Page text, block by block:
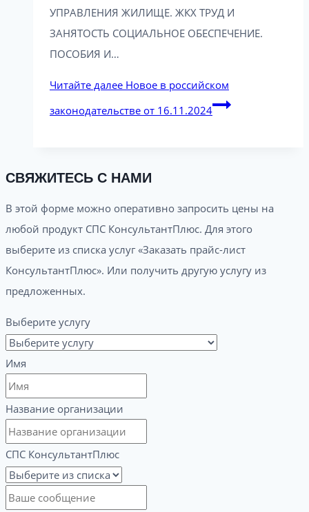
УПРАВЛЕНИЯ ЖИЛИЩЕ. ЖКХ ТРУД И
ЗАНЯТОСТЬ СОЦИАЛЬНОЕ ОБЕСПЕЧЕНИЕ.
ПОСОБИЯ И…
Читайте далее Новое в российском
законодательстве от 16.11.2024
СВЯЖИТЕСЬ С НАМИ
В этой форме можно оперативно запросить цены на
любой продукт СПС КонсультантПлюс. Для этого
выберите из списка услуг «Заказать прайс-лист
КонсультантПлюс». Или получить другую услугу из
предложенных.
Выберите услугу
Имя
Название организации
СПС КонсультантПлюс